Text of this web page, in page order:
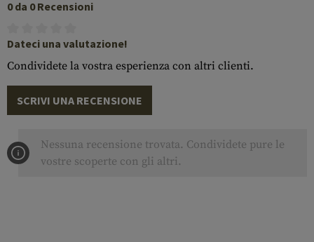
0 da 0 Recensioni
Dateci una valutazione!
Condividete la vostra esperienza con altri clienti.
SCRIVI UNA RECENSIONE
Nessuna recensione trovata. Condividete pure le
vostre scoperte con gli altri.